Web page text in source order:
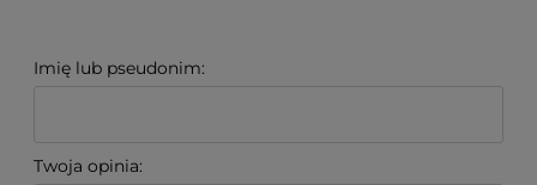
Imię lub pseudonim:
Twoja opinia: